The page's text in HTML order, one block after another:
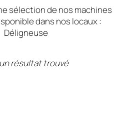
sélection de nos machines
dans nos locaux :
Déligneuse
résultat trouvé